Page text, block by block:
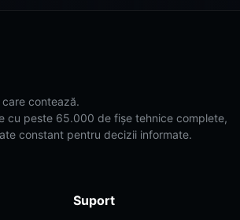
care contează.
cu peste 65.000 de fișe tehnice complete,
constant pentru decizii informate.
Suport